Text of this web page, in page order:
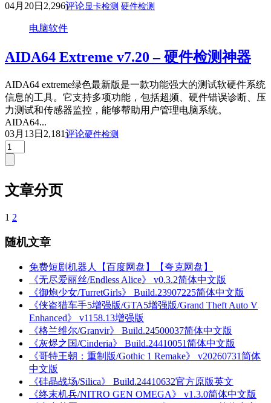
04月20日 2,296评论显卡检测 硬件检测
电脑软件
AIDA64 Extreme v7.20 – 硬件检测神器
AIDA64 extreme绿色最新版是一款功能强大的测试软硬件系统
信息的工具。它支持多项功能，包括超频、硬件错误诊断、压
力测试和传感器监控，能够帮助用户管理电脑系统。
AIDA64...
03月13日 2,181评论硬件检测
文章分页
1 2
随机文章
免费短剧机器人【百度网盘】【夸克网盘】
《无尽爱丽丝/Endless Alice》 v0.3.2简体中文版
《御炮少女/TurretGirls》 Build.23907225简体中文版
《侠盗猎车手5增强版/GTA5增强版/Grand Theft Auto V
Enhanced》 v1158.13增强版
《格兰维尔/Granvir》 Build.24500037简体中文版
《灰烬之国/Cinderia》 Build.24410051简体中文版
《哥特王朝：重制版/Gothic 1 Remake》 v20260731简体
中文版
《硅晶战场/Silica》 Build.24410632官方原版英文
《终末机兵/NITRO GEN OMEGA》 v1.3.0简体中文版